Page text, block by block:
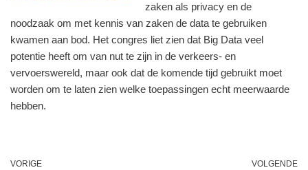
zaken als privacy en de
noodzaak om met kennis van zaken de data te gebruiken
kwamen aan bod. Het congres liet zien dat Big Data veel
potentie heeft om van nut te zijn in de verkeers- en
vervoerswereld, maar ook dat de komende tijd gebruikt moet
worden om te laten zien welke toepassingen echt meerwaarde
hebben.
VORIGE VOLGENDE